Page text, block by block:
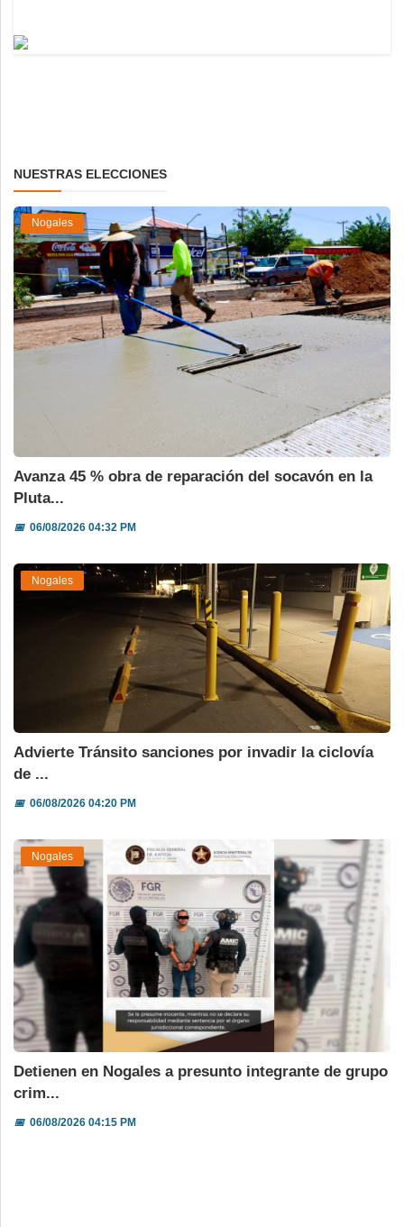
NUESTRAS ELECCIONES
Nogales
Avanza 45 % obra de reparación del socavón en la
Pluta...
📅06/08/2026 04:32 PM
Nogales
Advierte Tránsito sanciones por invadir la ciclovía
de ...
📅06/08/2026 04:20 PM
Nogales
Detienen en Nogales a presunto integrante de grupo
crim...
📅06/08/2026 04:15 PM